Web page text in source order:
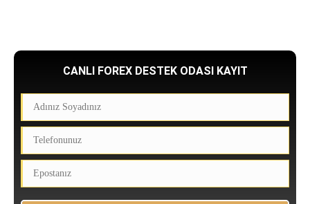
CANLI FOREX DESTEK ODASI KAYIT